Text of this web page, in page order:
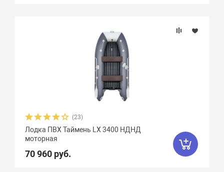
(23)
Лодка ПВХ Таймень LX 3400 НДНД
моторная
70 960 руб.